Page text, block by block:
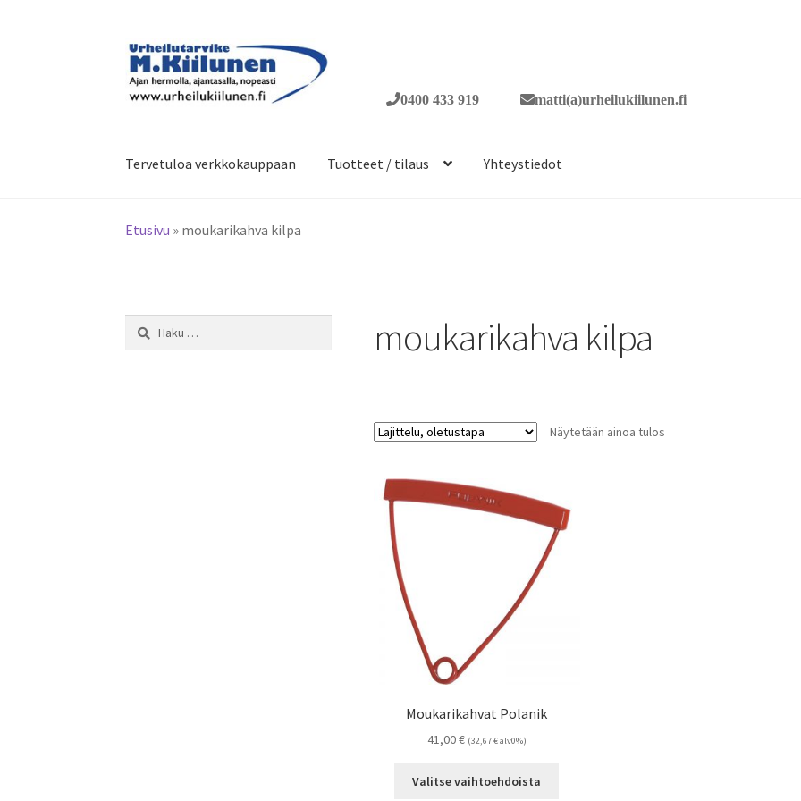
0400 433 919 matti(a)urheilukiilunen.fi
Siirry
navigointiin
Siirry
sisältöön
Tervetuloa verkkokauppaan Tuotteet / tilaus Yhteystiedot
Etusivu » moukarikahva kilpa
moukarikahva kilpa
Näytetään ainoa tulos
Moukarikahvat Polanik
41,00€ (32,67€alv0%)
Valitse vaihtoehdoista
Haku: